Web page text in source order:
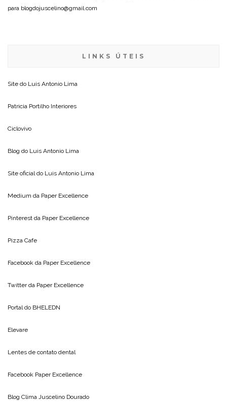
para blogdojuscelino@gmail.com
LINKS ÚTEIS
Site do Luis Antonio Lima
Patricia Portilho Interiores
Ciclovivo
Blog do Luis Antonio Lima
Site oficial do Luis Antonio Lima
Medium da Paper Excellence
Pinterest da Paper Excellence
Pizza Cafe
Facebook da Paper Excellence
Twitter da Paper Excellence
Portal do BHELEDN
Elevare
Lentes de contato dental
Facebook Paper Excellence
Blog Clima Juscelino Dourado